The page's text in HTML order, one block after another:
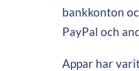
bankkonton
PayPal och
Appar har